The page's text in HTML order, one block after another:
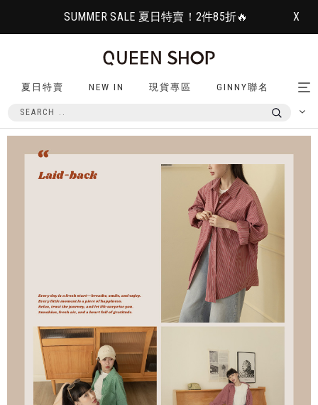
SUMMER SALE 夏日特賣！2件85折🔥 X
夏日特賣 NEW IN 現貨專區 GINNY聯名